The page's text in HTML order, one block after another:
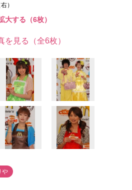
右）
大する（6枚）
を見る（全6枚）